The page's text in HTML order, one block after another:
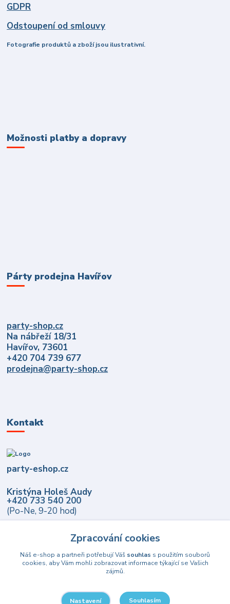
GDPR
Odstoupení od smlouvy
Fotografie produktů a zboží jsou ilustrativní.
Možnosti platby a dopravy
Párty prodejna Havířov
party-shop.cz
Na nábřeží 18/31
Havířov, 73601
+420 704 739 677
prodejna@party-shop.cz
Kontakt
party-eshop.cz
Kristýna Holeš Audy
+420 733 540 200
(Po-Ne, 9-20 hod)
Upravit sběr cookies.
Zpracování cookies
Náš e-shop a partneři potřebují Váš souhlas s použitím souborů
cookies, aby Vám mohli zobrazovat informace týkající se Vašich
zájmů.
Nastavení Souhlasím